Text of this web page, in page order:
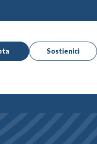
Sostienici